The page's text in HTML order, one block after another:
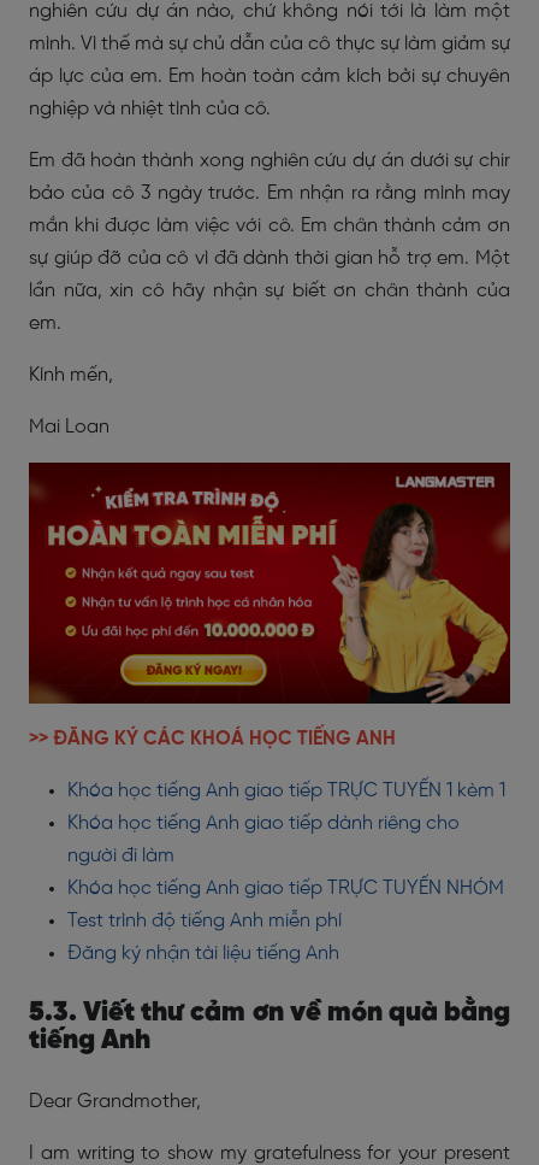
nghiên cứu dự án nào, chứ không nói tới là làm một
mình. Vì thế mà sự chủ dẫn của cô thực sự làm giảm sự
áp lực của em. Em hoàn toàn cảm kích bởi sự chuyên
nghiệp và nhiệt tình của cô.
Em đã hoàn thành xong nghiên cứu dự án dưới sự chir
bảo của cô 3 ngày trước. Em nhận ra rằng mình may
mắn khi được làm việc với cô. Em chân thành cảm ơn
sự giúp đỡ của cô vì đã dành thời gian hỗ trợ em. Một
lần nữa, xin cô hãy nhận sự biết ơn chân thành của
em.
Kính mến,
Mai Loan
>> ĐĂNG KÝ CÁC KHOÁ HỌC TIẾNG ANH
Khóa học tiếng Anh giao tiếp TRỰC TUYẾN 1 kèm 1
Khóa học tiếng Anh giao tiếp dành riêng cho
người đi làm
Khóa học tiếng Anh giao tiếp TRỰC TUYẾN NHÓM
Test trình độ tiếng Anh miễn phí
Đăng ký nhận tài liệu tiếng Anh
5.3. Viết thư cảm ơn về món quà bằng
tiếng Anh
Dear Grandmother,
I am writing to show my gratefulness for your present